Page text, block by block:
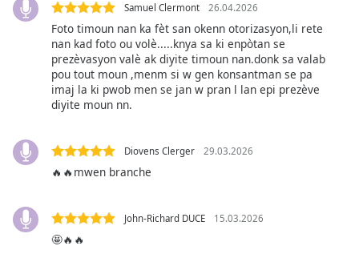
Chapters
Descriptions
descriptions
selected
Subtitles
subtitles
opens
subtitles
settings
Samuel Clermont 26.04.2026
Foto timoun nan ka fèt san okenn otorizasyon,li rete
nan kad foto ou volè.....knya sa ki enpòtan se
prezèvasyon valè ak diyite timoun nan.donk sa valab
pou tout moun ,menm si w gen konsantman se pa
imaj la ki pwob men se jan w pran l lan epi prezève
diyite moun nn.
Diovens Clerger 29.03.2026
🔥🔥mwen branche
John-Richard DUCE 15.03.2026
🤩🔥🔥